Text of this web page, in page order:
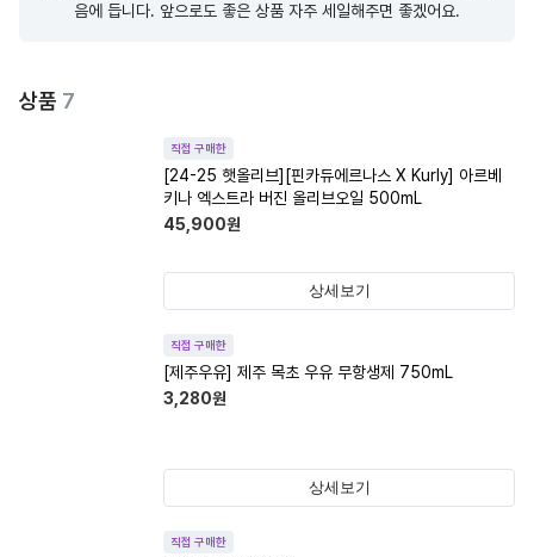
음에 듭니다. 앞으로도 좋은 상품 자주 세일해주면 좋겠어요.
상품 7
직접 구매한
[24-25 햇올리브][핀카듀에르나스 X Kurly] 아르베
키나 엑스트라 버진 올리브오일 500mL
45,900원
상세보기
직접 구매한
[제주우유] 제주 목초 우유 무항생제 750mL
3,280원
상세보기
직접 구매한